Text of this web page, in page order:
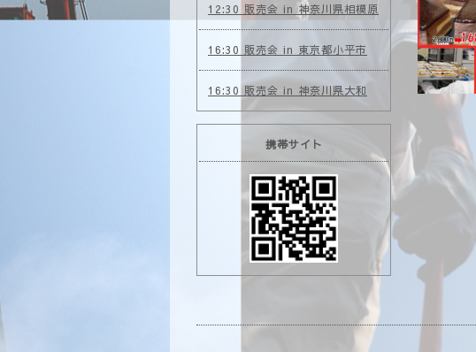
12:30 販売会 in 神奈川県相模原
16:30 販売会 in 東京都小平市
16:30 販売会 in 神奈川県大和
携帯サイト